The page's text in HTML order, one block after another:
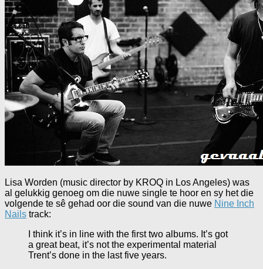
Lisa Worden (music director by KROQ in Los Angeles) was
al gelukkig genoeg om die nuwe single te hoor en sy het die
volgende te sê gehad oor die sound van die nuwe Nine Inch
Nails track:
I think it’s in line with the first two albums. It’s got
a great beat, it’s not the experimental material
Trent’s done in the last five years.